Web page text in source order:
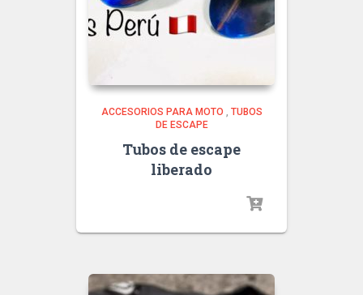
ACCESORIOS PARA MOTO , TUBOS
DE ESCAPE
Tubos de escape
liberado